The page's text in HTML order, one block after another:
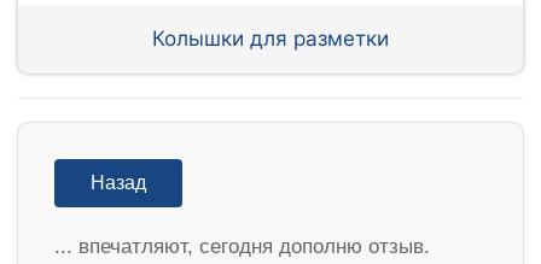
Колышки для разметки
Назад
... впечатляют, сегодня дополню отзыв.